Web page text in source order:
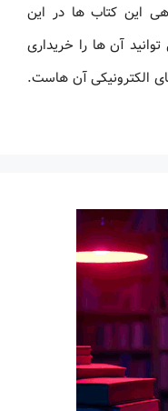
این کتاب ها در این
آن ها را خریداری
الکترونیکی آن هاست.